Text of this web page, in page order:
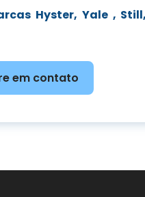
Hyster, Yale ,
em contato